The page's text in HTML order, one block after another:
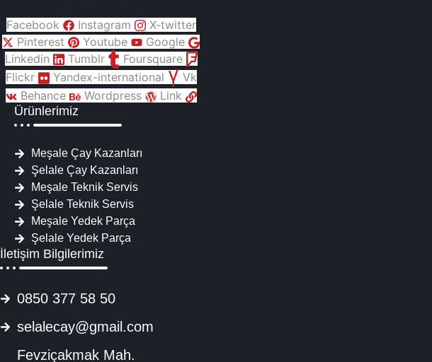
Facebook Instagram
X-twitter
Pinterest
Youtube
Google
Linkedin
Tumblr
Foursquare
Flickr
Yandex-international
Vk
Behance
Wordpress
Link
Ürünlerimiz
Meşale Çay Kazanları
Şelale Çay Kazanları
Meşale Teknik Servis
Şelale Teknik Servis
Meşale Yedek Parça
Şelale Yedek Parça
İletişim Bilgilerimiz
0850 377 58 50
selalecay@gmail.com
Fevziçakmak Mah.